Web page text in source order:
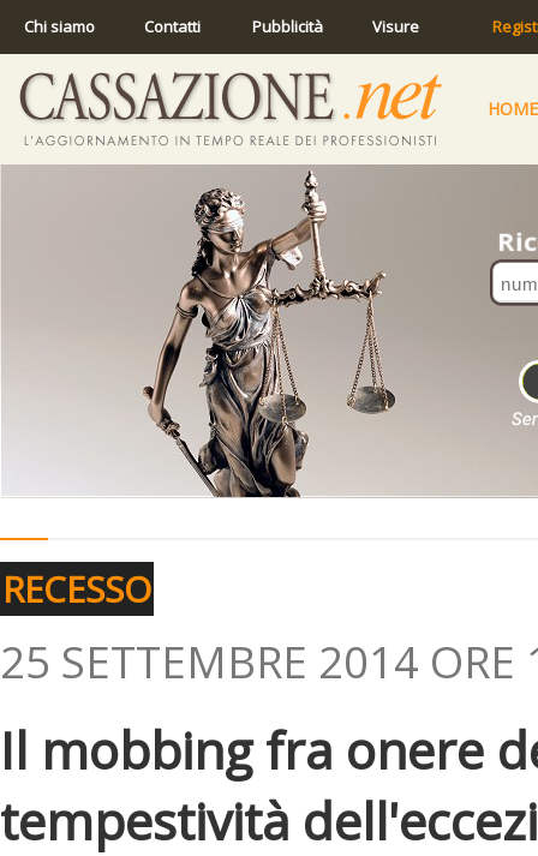
Chi siamo Contatti Pubblicità Visure
HOME
RECESSO
25 SETTEMBRE 2014 ORE
Il mobbing fra onere
tempestività